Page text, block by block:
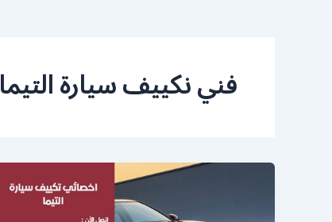
فني نكييف سيارة التيما